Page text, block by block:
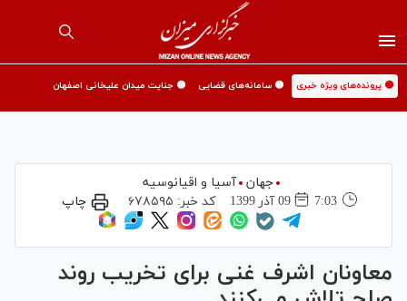
🟡 پرونده‌های ویژه خبری 🟡 سامانه‌های قضایی 🟡 جنایت میدان علیخانی اصفهان
جهان
آسیا و اقیانوسیه
7:03
09 آذر 1399 کد خبر: ۶۷۸۵۹۵ چاپ
معاونان اشرف غنی برای تخریب روند